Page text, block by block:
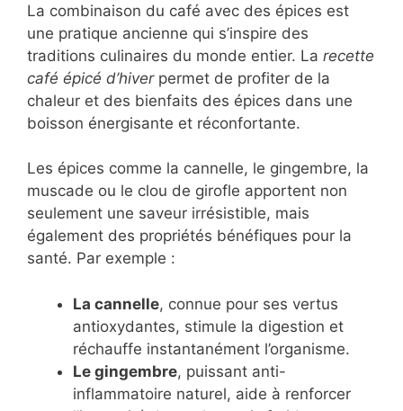
La combinaison du café avec des épices est
une pratique ancienne qui s’inspire des
traditions culinaires du monde entier. La recette
café épicé d’hiverpermet de profiter de la
chaleur et des bienfaits des épices dans une
boisson énergisante et réconfortante.
Les épices comme la cannelle, le gingembre, la
muscade ou le clou de girofle apportent non
seulement une saveur irrésistible, mais
également des propriétés bénéfiques pour la
santé. Par exemple :
La cannelle, connue pour ses vertus
antioxydantes, stimule la digestion et
réchauffe instantanément l’organisme.
Le gingembre, puissant anti-
inflammatoire naturel, aide à renforcer